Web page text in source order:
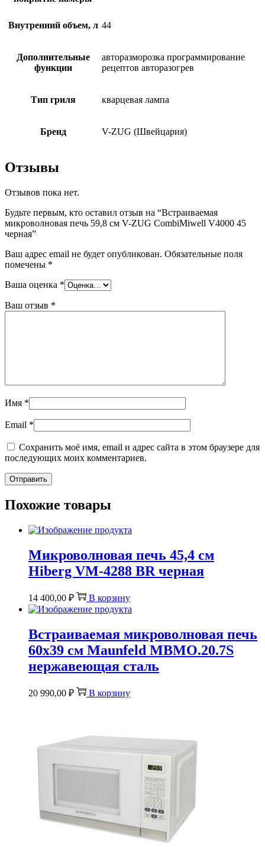
Внутренний объем, л 44
Дополнительные
функции
авторазморозка программирование
рецептов авторазогрев
Тип гриля кварцевая лампа
Бренд V-ZUG (Швейцария)
Отзывы
Отзывов пока нет.
Будьте первым, кто оставил отзыв на “Встраиваемая
микроволновая печь 59,8 см V-ZUG CombiMiwell V4000 45
черная”
Ваш адрес email не будет опубликован. Обязательные поля
помечены *
Ваша оценка *
Ваш отзыв *
Имя *
Email *
Сохранить моё имя, email и адрес сайта в этом браузере для
последующих моих комментариев.
Похожие товары
Микроволновая печь 45,4 см
Hiberg VM-4288 BR черная
14 400,00 ₽ В корзину
Встраиваемая микроволновая печь
60х39 см Maunfeld MBMO.20.7S
нержавеющая сталь
20 990,00 ₽ В корзину